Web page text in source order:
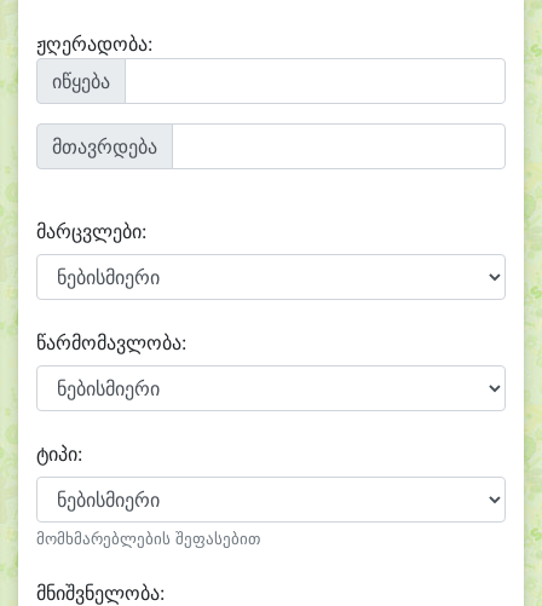
ჟღერადობა:
იწყება
მთავრდება
მარცვლები:
წარმომავლობა:
ტიპი:
მომხმარებლების შეფასებით
მნიშვნელობა: